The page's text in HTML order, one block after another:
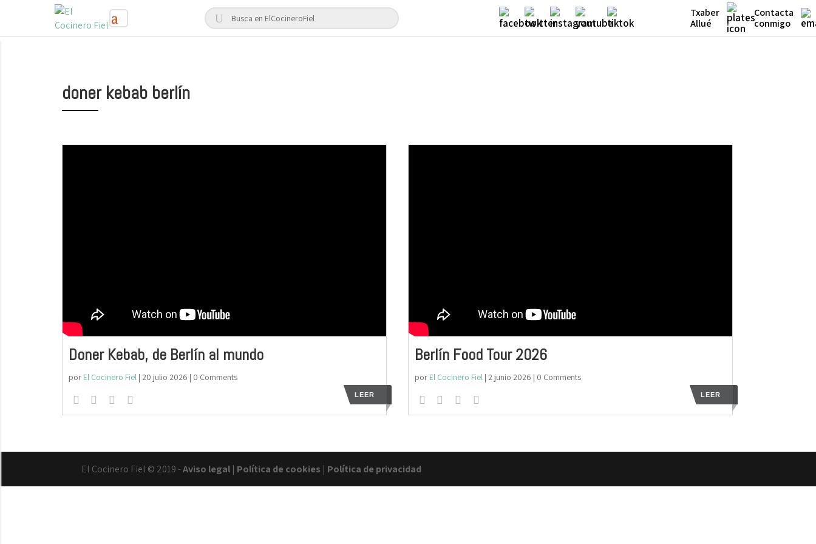
Txaber
Allué
Contacta
conmigo
doner kebab berlín
Doner Kebab, de Berlín al mundo
por El Cocinero Fiel| 20 julio 2026 | 0 Comments
LEER
Berlín Food Tour 2026
por El Cocinero Fiel| 2 junio 2026 | 0 Comments
LEER
El Cocinero Fiel © 2019 -Aviso legal | Política de cookies | Política de privacidad